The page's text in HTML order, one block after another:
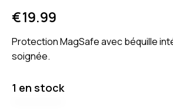
€19.99
Protection MagSafe avec béquille
soignée.
1 en stock